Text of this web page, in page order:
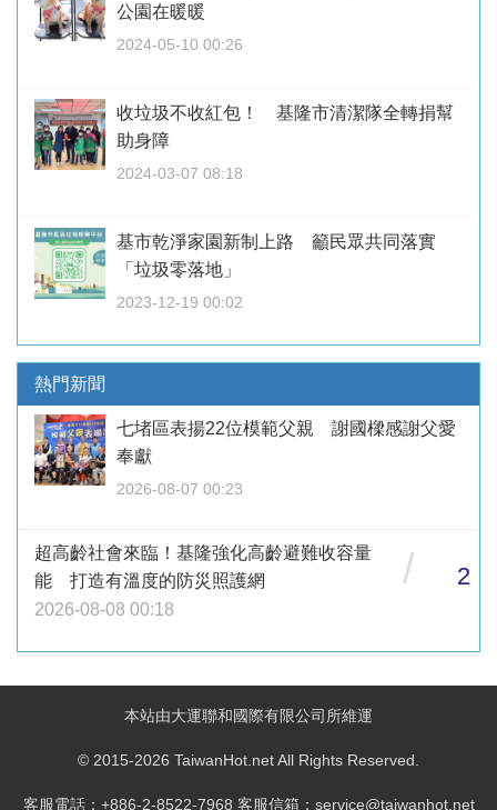
公園在暖暖
2024-05-10 00:26
收垃圾不收紅包！ 基隆市清潔隊全轉捐幫
助身障
2024-03-07 08:18
基市乾淨家園新制上路 籲民眾共同落實
「垃圾零落地」
2023-12-19 00:02
熱門新聞
七堵區表揚22位模範父親 謝國樑感謝父愛
奉獻
2026-08-07 00:23
超高齡社會來臨！基隆強化高齡避難收容量
能 打造有溫度的防災照護網
2026-08-08 00:18
/ 2
本站由大運聯和國際有限公司所維運
© 2015-2026 TaiwanHot.net All Rights Reserved.
客服電話：+886-2-8522-7968 客服信箱：service@taiwanhot.net